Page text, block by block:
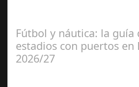
Fútbol y náutica: la guía
estadios con puertos en
2026/27